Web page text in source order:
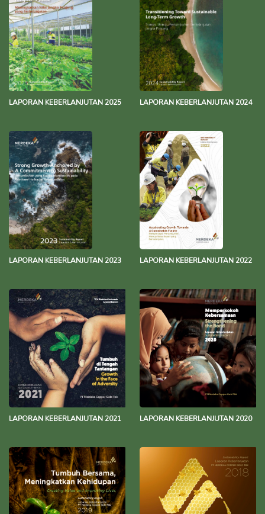
Pernyataan Nol Bersih Grup Merdeka
343.3 KB 13 Desember 2021
LAPORAN KEBERLANJUTAN 2025 LAPORAN KEBERLANJUTAN 2024
LAPORAN KEBERLANJUTAN 2023 LAPORAN KEBERLANJUTAN 2022
LAPORAN KEBERLANJUTAN 2021 LAPORAN KEBERLANJUTAN 2020